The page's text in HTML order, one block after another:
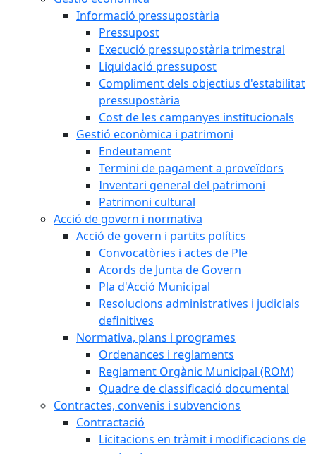
Informació pressupostària
Pressupost
Execució pressupostària trimestral
Liquidació pressupost
Compliment dels objectius d'estabilitat
pressupostària
Cost de les campanyes institucionals
Gestió econòmica i patrimoni
Endeutament
Termini de pagament a proveïdors
Inventari general del patrimoni
Patrimoni cultural
Acció de govern i normativa
Acció de govern i partits polítics
Convocatòries i actes de Ple
Acords de Junta de Govern
Pla d'Acció Municipal
Resolucions administratives i judicials
definitives
Normativa, plans i programes
Ordenances i reglaments
Reglament Orgànic Municipal (ROM)
Quadre de classificació documental
Contractes, convenis i subvencions
Contractació
Licitacions en tràmit i modificacions de